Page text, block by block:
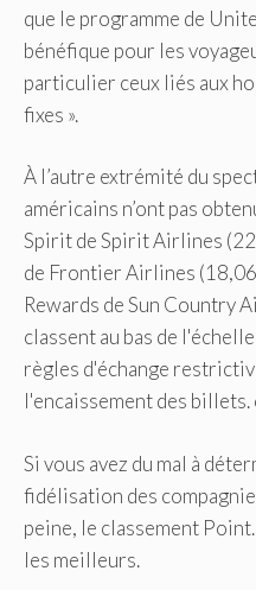
que le programme de
bénéfique pour les
particulier ceux liés aux
fixes ».
À l’autre extrémité du
américains n’ont pas
Spirit de Spirit Airlines
de Frontier Airlines
Rewards de Sun Country
classent au bas de
règles d'échange
l'encaissement des
Si vous avez du mal à
fidélisation des
peine, le classement
les meilleurs.